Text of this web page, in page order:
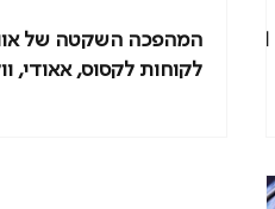
לקוחות לקסוס, אאודי,